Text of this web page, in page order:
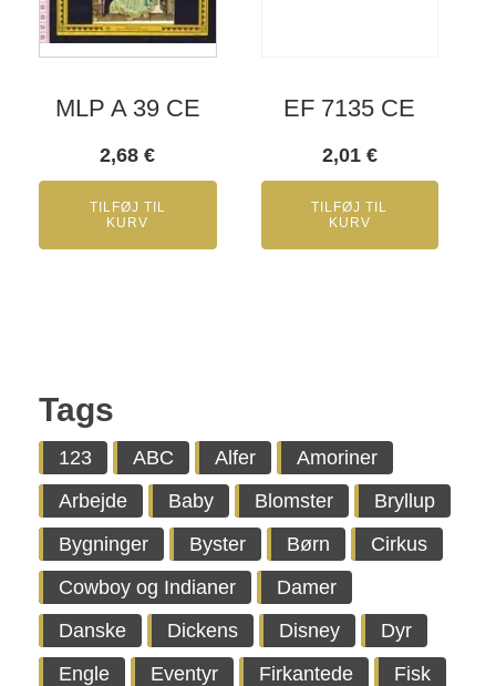
MLP A 39 CE
2,68€
TILFØJ TIL
KURV
EF 7135 CE
2,01 €
TILFØJ TIL
KURV
Tags
123 ABC Alfer
Amoriner
Arbejde
Baby Blomster
Bryllup
Bygninger
Byster Børn
Cirkus
Cowboy og Indianer
Damer
Danske
Dickens Disney
Dyr
Engle
Eventyr Firkantede
Fisk